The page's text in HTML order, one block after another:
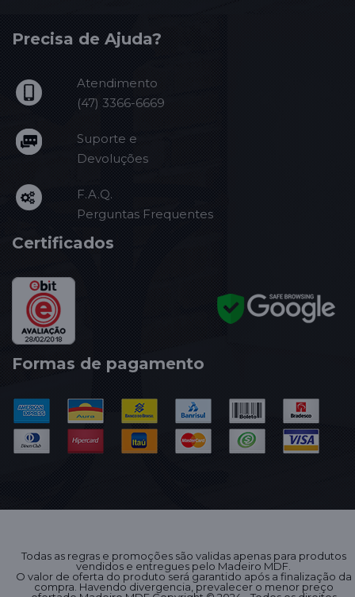
Precisa de Ajuda?
Atendimento
(47) 3366-6669
Suporte e
Devoluções
F.A.Q.
Perguntas Frequentes
Certificados
Formas de pagamento
Todas as regras e promoções são validas apenas para produtos
vendidos e entregues pelo Madeiro MDF.
O valor de oferta do produto será garantido após a finalização da
compra. Havendo divergencia, prevalecer o menor preço